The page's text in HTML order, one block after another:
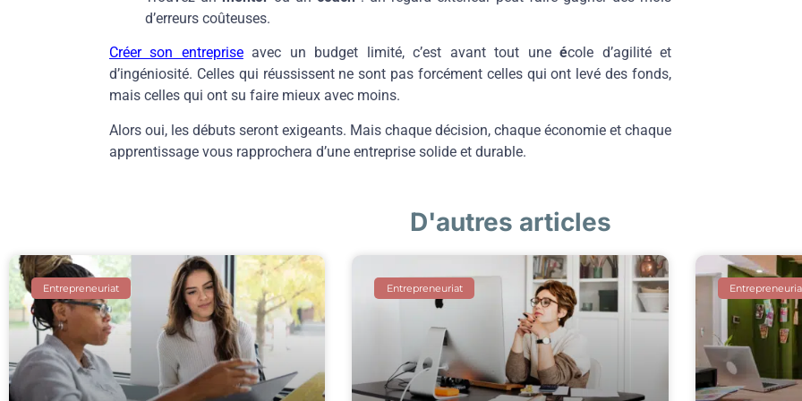
d’erreurs coûteuses.
Créer son entrepriseavec un budget limité, c’est avant tout uneécole d’agilité et
d’ingéniosité. Celles qui réussissent ne sont pas forcément celles qui ont levé des fonds,
mais celles qui ont su faire mieux avec moins.
Alors oui, les débuts seront exigeants. Mais chaque décision, chaque économie et chaque
apprentissage vous rapprochera d’une entreprise solide et durable.
D'autres articles
Entrepreneuriat Entrepreneuriat